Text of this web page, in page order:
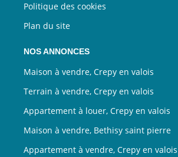
Politique des cookies
Plan du site
NOS ANNONCES
Maison à vendre, Crepy en valois
Terrain à vendre, Crepy en valois
Appartement à louer, Crepy en valois
Maison à vendre, Bethisy saint pierre
Appartement à vendre, Crepy en valois